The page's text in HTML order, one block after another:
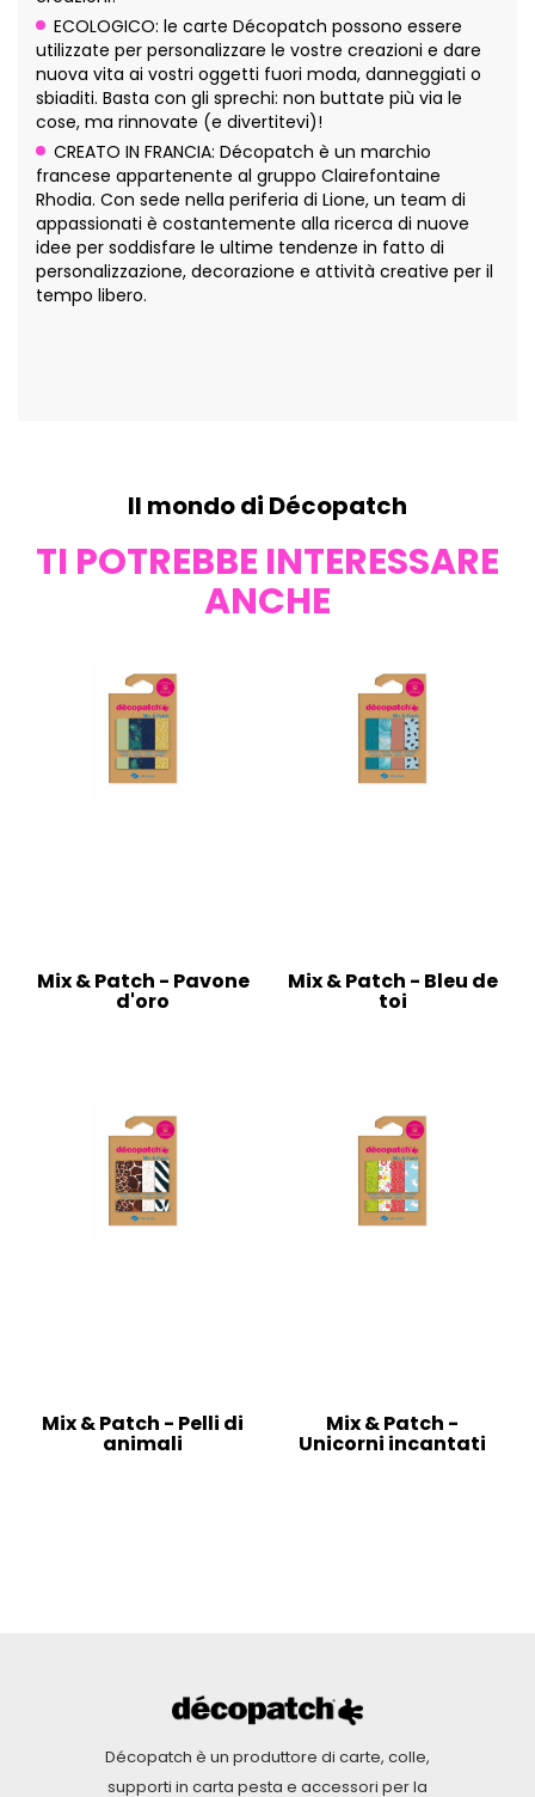
ECOLOGICO: le carte Décopatch possono essere
utilizzate per personalizzare le vostre creazioni e dare
nuova vita ai vostri oggetti fuori moda, danneggiati o
sbiaditi. Basta con gli sprechi: non buttate più via le
cose, ma rinnovate (e divertitevi)!
CREATO IN FRANCIA: Décopatch è un marchio
francese appartenente al gruppo Clairefontaine
Rhodia. Con sede nella periferia di Lione, un team di
appassionati è costantemente alla ricerca di nuove
idee per soddisfare le ultime tendenze in fatto di
personalizzazione, decorazione e attività creative per il
tempo libero.
Il mondo di Décopatch
TI POTREBBE INTERESSARE
ANCHE
Mix & Patch - Pavone
d'oro
Mix & Patch - Bleu de
toi
Mix & Patch - Pelli di
animali
Mix & Patch -
Unicorni incantati
Décopatch è un produttore di carte, colle,
supporti in carta pesta e accessori per la